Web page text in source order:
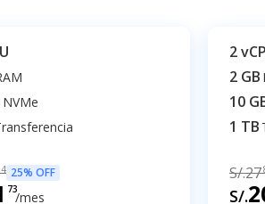
NVMe
25% OFF
73/mes
2
2 GB
10
1 TB
S/.27
S/.